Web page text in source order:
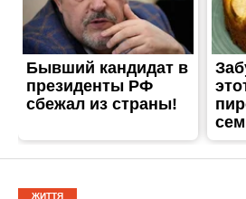
очікується
Опубліковано15.11.2023